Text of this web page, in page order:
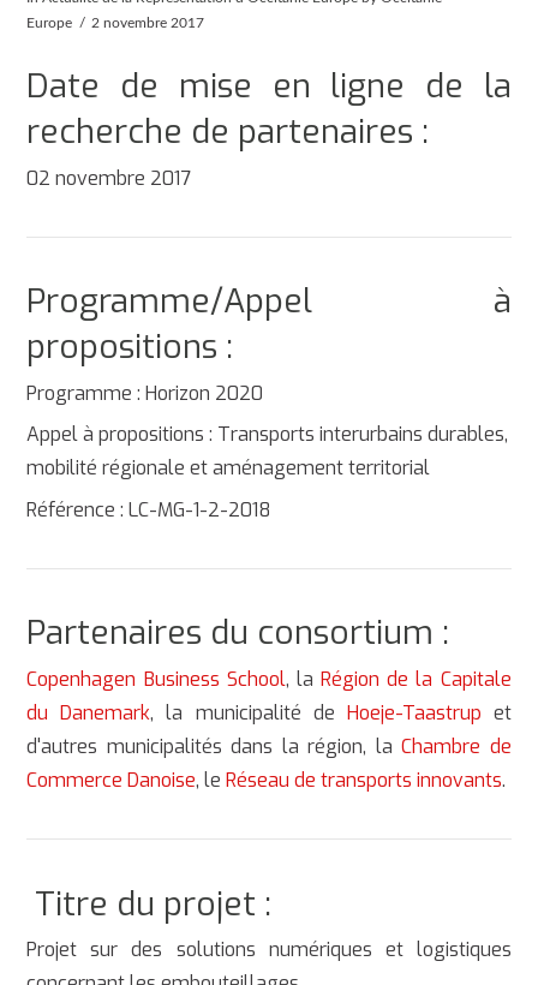
Europe
2 novembre 2017
Date de mise en ligne de la
recherche de partenaires :
02 novembre 2017
Programme/Appel à
propositions :
Programme : Horizon 2020
Appel à propositions : Transports interurbains durables,
mobilité régionale et aménagement territorial
Référence : LC-MG-1-2-2018
Partenaires du consortium :
Copenhagen Business School, laRégion de la Capitale
du Danemark, la municipalité de Hoeje-Taastrup et
d'autres municipalités dans la région, laChambre de
Commerce Danoise, leRéseau de transports innovants.
Titre du projet :
Projet sur des solutions numériques et logistiques